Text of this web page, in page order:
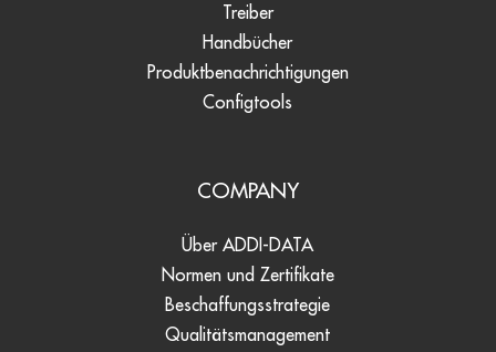
Treiber
Handbücher
Produktbenachrichtigungen
Configtools
COMPANY
Über ADDI-DATA
Normen und Zertifikate
Beschaffungsstrategie
Qualitätsmanagement